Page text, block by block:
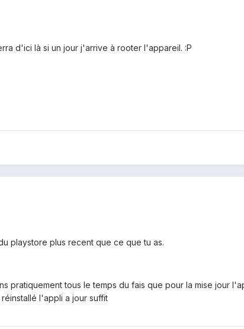
d'ici là si un jour j'arrive à rooter l'appareil. :P
playstore plus recent que ce que tu as.
tous le temps du fais que pour la mise jour
l'appli a jour suffit